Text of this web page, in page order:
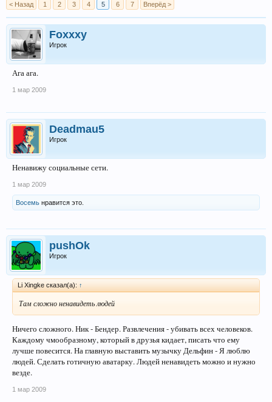
< Назад 1 2 3 4 5 6 7 Вперёд >
Foxxxy
Игрок
Ага ага.
1 мар 2009
Deadmau5
Игрок
Ненавижу социальные сети.
1 мар 2009
Восемь нравится это.
pushOk
Игрок
Li Xingke сказал(а): ↑
Там сложно ненавидеть людей
Ничего сложного. Ник - Бендер. Развлечения - убивать всех человеков.
Каждому чмообразному, который в друзья кидает, писать что ему
лучше повесится. На главную выставить музычку Дельфин - Я люблю
людей. Сделать готичную аватарку. Людей ненавидеть можно и нужно
везде.
1 мар 2009